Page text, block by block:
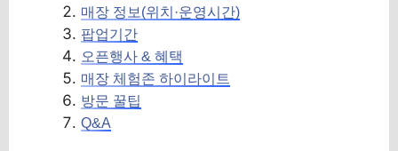
매장 정보(위치·운영시간)
팝업기간
오픈행사 & 혜택
매장 체험존 하이라이트
방문 꿀팁
Q&A